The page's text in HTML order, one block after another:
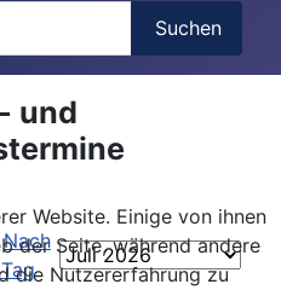
Suchen
und
Website. Einige von ihnen
der Seite, während andere
die Nutzererfahrung zu